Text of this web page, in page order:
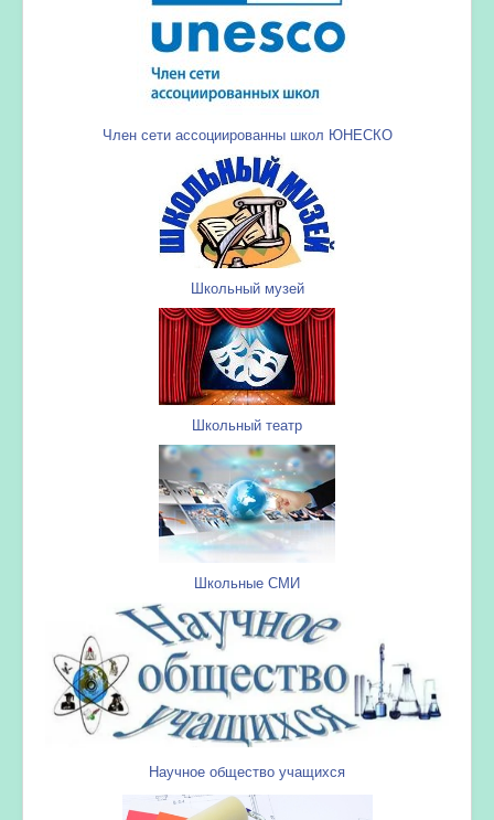
Член сети ассоциированны школ ЮНЕСКО
Школьный музей
Школьный театр
Школьные СМИ
Научное общество учащихся